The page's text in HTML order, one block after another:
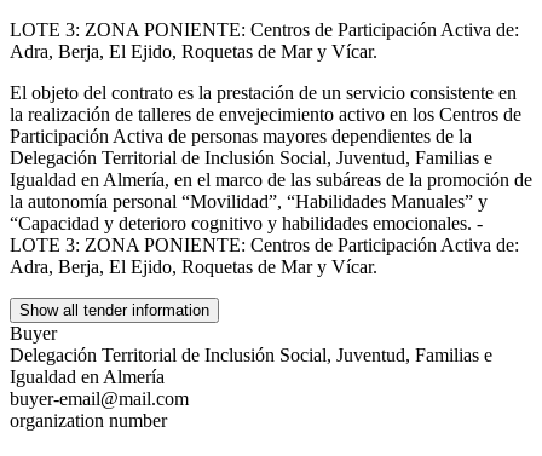
LOTE 3: ZONA PONIENTE: Centros de Participación Activa de:
Adra, Berja, El Ejido, Roquetas de Mar y Vícar.
El objeto del contrato es la prestación de un servicio consistente en
la realización de talleres de envejecimiento activo en los Centros de
Participación Activa de personas mayores dependientes de la
Delegación Territorial de Inclusión Social, Juventud, Familias e
Igualdad en Almería, en el marco de las subáreas de la promoción de
la autonomía personal “Movilidad”, “Habilidades Manuales” y
“Capacidad y deterioro cognitivo y habilidades emocionales. -
LOTE 3: ZONA PONIENTE: Centros de Participación Activa de:
Adra, Berja, El Ejido, Roquetas de Mar y Vícar.
Show all tender information
Buyer
Delegación Territorial de Inclusión Social, Juventud, Familias e
Igualdad en Almería
buyer-email@mail.com
organization number